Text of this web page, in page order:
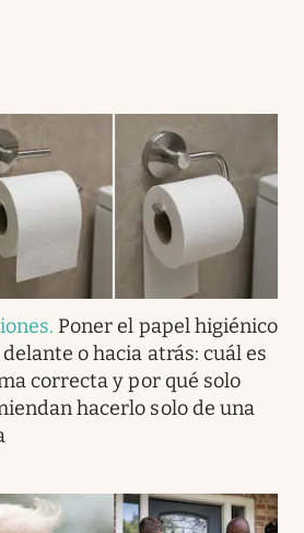
. Poner el papel higiénico
o hacia atrás: cuál es
correcta y por qué solo
hacerlo solo de una